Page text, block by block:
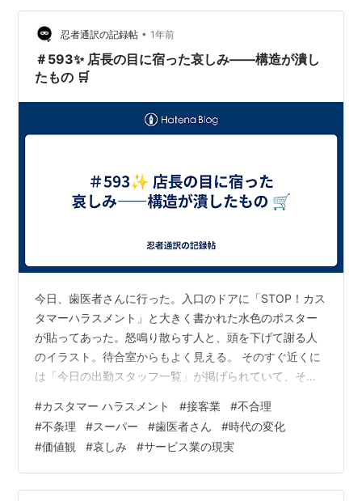
忍者通訳の記録帖 • 1年前
＃593✨ 店長の目に宿った哀しみ――構造が潰し
たもの 🛒
今日、歯医者さんに行った。入口のドアに「STOP！カス
タマーハラスメント」と大きく書かれた水色のポスター
が貼ってあった。怒鳴り散らす人と、頭を下げて謝る人
のイラスト。待合室からもよく見える。 そのすぐ近くに
は「今日の出勤スタッフ一覧」が掲げられていて、そこ
二つを目にした瞬間、ふっと10年前にスーパーで働いて
いた頃のことを思い出した。 年末のごった返した売り場
で あれは大晦日直前、一番の書き入れ時。どのレジにも
30人以上のお客さんがずらっと並び、店全体がごった返
していた。みんな「やっとレジにたどり着いた」とホッ
#カスタマー ハラスメント #接客業 #不合理
#不条理 #スーパー #歯医者さん #時代の変化
#価値観 #哀しみ #サービス業の現実